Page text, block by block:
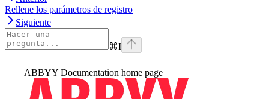
Rellene los parámetros de registro
Siguiente
⌘I
ABBYY Documentation home page